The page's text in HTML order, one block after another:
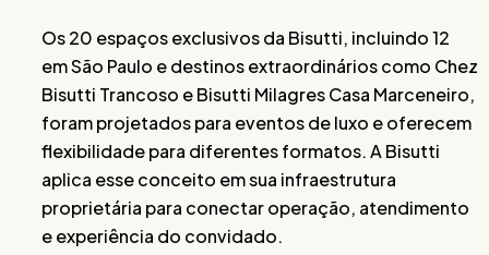
Os 20 espaços exclusivos da Bisutti, incluindo 12
em São Paulo e destinos extraordinários como Chez
Bisutti Trancoso e Bisutti Milagres Casa Marceneiro,
foram projetados para eventos de luxo e oferecem
flexibilidade para diferentes formatos. A Bisutti
aplica esse conceito em sua infraestrutura
proprietária para conectar operação, atendimento
e experiência do convidado.